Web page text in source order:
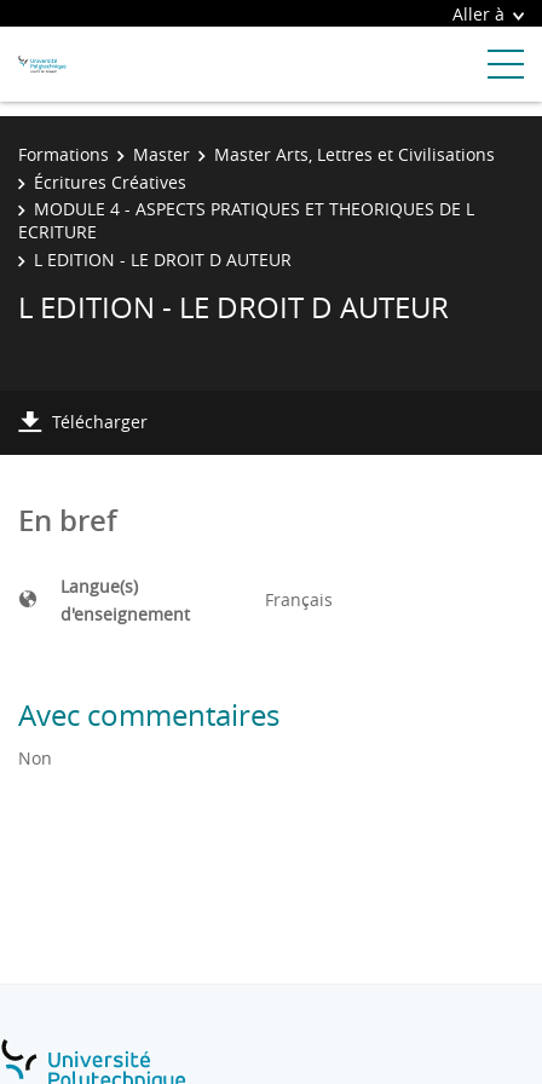
Aller à
Formations Master
Master Arts, Lettres et Civilisations
Écritures Créatives
MODULE 4 - ASPECTS PRATIQUES ET THEORIQUES DE L
ECRITURE
L EDITION - LE DROIT D AUTEUR
L EDITION - LE DROIT D AUTEUR
Télécharger
En bref
Langue(s)
d'enseignement
Français
Avec commentaires
Non